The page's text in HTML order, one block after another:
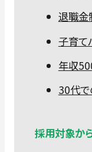
退職金
子育て
年収
30代で
採用対象か